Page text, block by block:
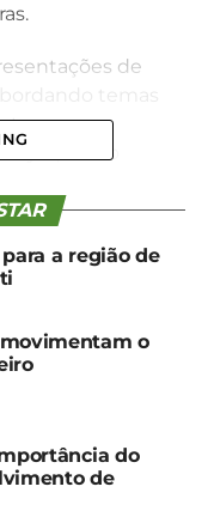
de
e
como
adequado da
eficazes para o
produção.
apoio das
e do
Agrária
a região de
o
do
de